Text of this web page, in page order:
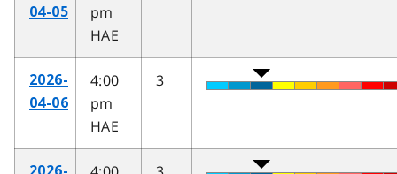
04-05
pm
HAE
2026-
04-06
4:00
pm
HAE
3